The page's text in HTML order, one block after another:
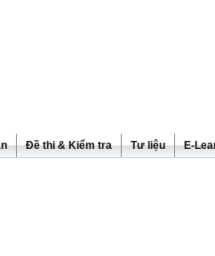
Đề thi & Kiểm tra Tư liệu E-